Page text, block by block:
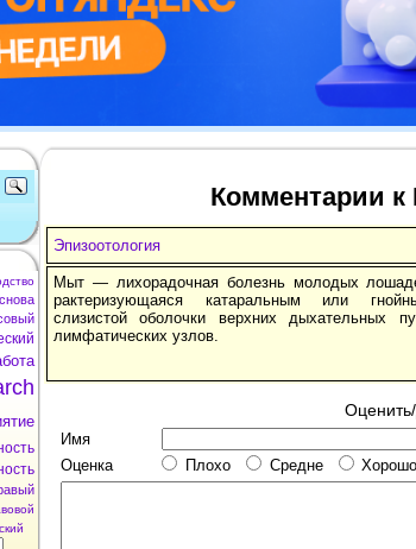
Комментарии к
Эпизоотология
Мыт — лихорадочная болезнь молодых
рактеризующаяся катаральным или
слизистой оболочки верхних дыхательных
лимфатических узлов.
Имя
Оценка
Плохо Средне Хорошо